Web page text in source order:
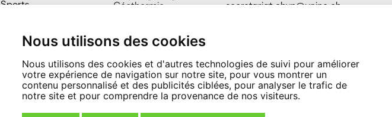
Nous utilisons des cookies
Nous utilisons des cookies et d'autres technologies de suivi pour améliorer
votre expérience de navigation sur notre site, pour vous montrer un
contenu personnalisé et des publicités ciblées, pour analyser le trafic de
notre site et pour comprendre la provenance de nos visiteurs.
Sports
En images
Géothermie
Suisse
secretariat.chyn@unine.ch